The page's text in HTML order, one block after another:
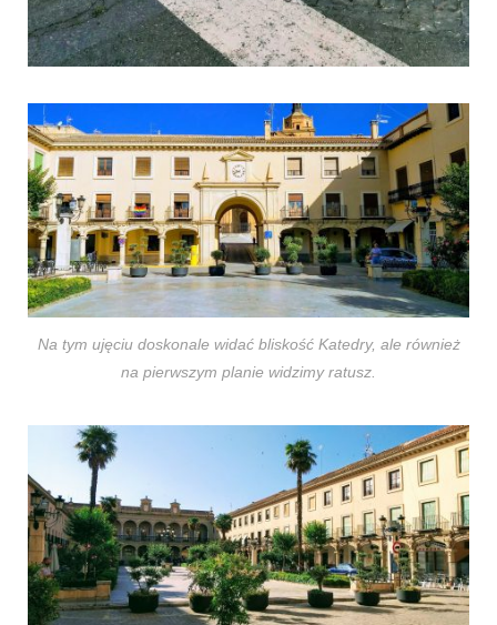
Na tym ujęciu doskonale widać bliskość Katedry, ale również
na pierwszym planie widzimy ratusz.